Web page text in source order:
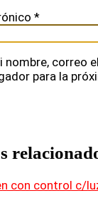
*
nombre, correo
para la